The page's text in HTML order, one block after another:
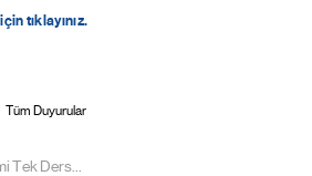
tıklayınız.
Tüm Duyurular
Tek Ders...